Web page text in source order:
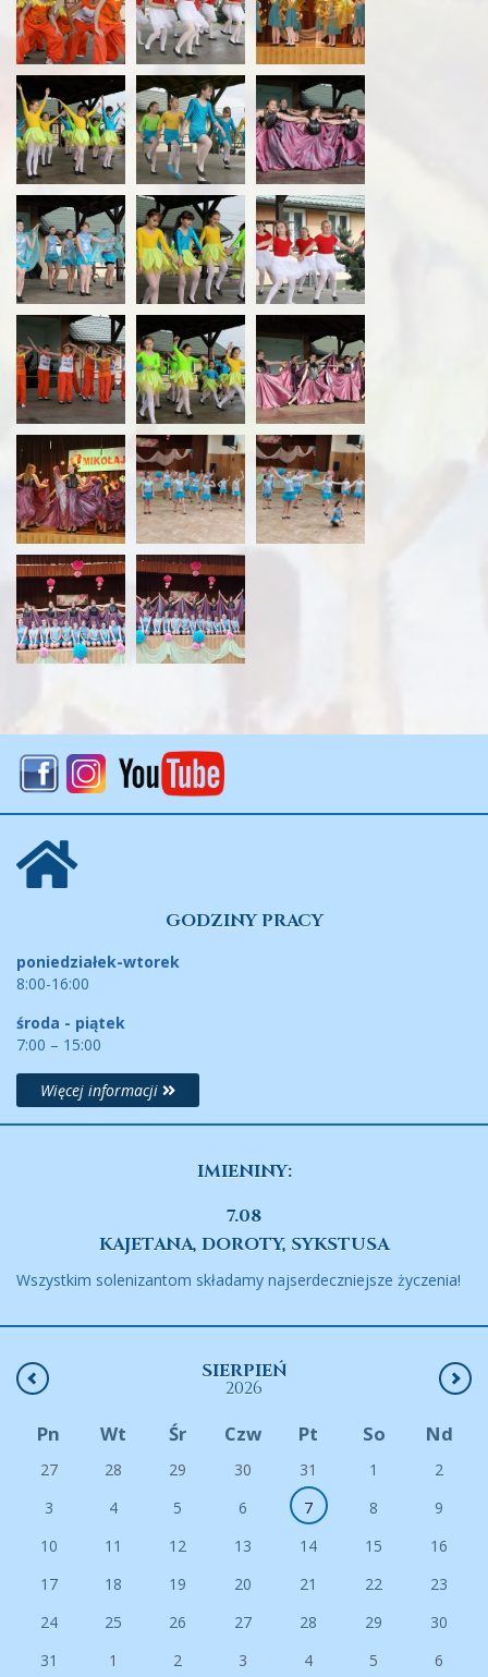
GODZINY PRACY
poniedziałek-wtorek
8:00-16:00
środa - piątek
7:00 – 15:00
Więcej informacji
IMIENINY:
7.08
KAJETANA, DOROTY, SYKSTUSA
Wszystkim solenizantom składamy najserdeczniejsze życzenia!
SIERPIEŃ
2026
Pn Wt Śr Czw Pt So Nd
27 28 29 30 31 1
2
3
4 5 6 7 8
9
10
11 12 13 14 15
16
17
18 19 20 21 22
23
24
25 26 27 28 29
30
31
1 2 3 4 5 6